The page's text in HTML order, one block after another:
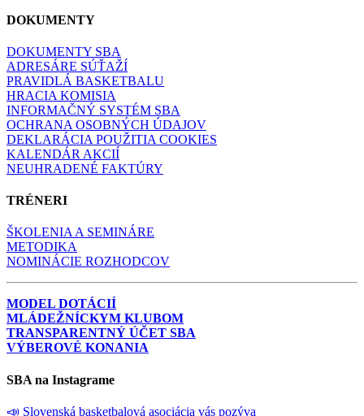
DOKUMENTY
DOKUMENTY SBA
ADRESÁRE SÚŤAŽÍ
PRAVIDLÁ BASKETBALU
HRACIA KOMISIA
INFORMAČNÝ SYSTÉM SBA
OCHRANA OSOBNÝCH ÚDAJOV
DEKLARÁCIA POUŽITIA COOKIES
KALENDÁR AKCIÍ
NEUHRADENÉ FAKTÚRY
TRÉNERI
ŠKOLENIA A SEMINÁRE
METODIKA
NOMINÁCIE ROZHODCOV
MODEL DOTÁCIÍ
MLÁDEŽNÍCKYM KLUBOM
TRANSPARENTNÝ ÚČET SBA
VÝBEROVÉ KONANIA
SBA na Instagrame
📣 Slovenská basketbalová asociácia vás pozýva